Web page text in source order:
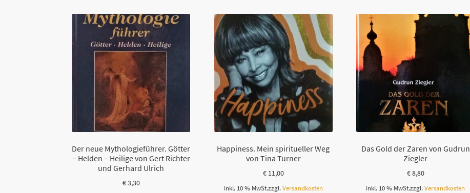
Der neue Mythologieführer. Götter
– Helden – Heilige von Gert Richter
und Gerhard Ulrich
€3,30
Happiness. Mein spiritueller Weg
von Tina Turner
€11,00
inkl. 10 % MwSt.zzgl. Versandkosten
Das Gold der Zaren von Gudrun
Ziegler
€8,80
inkl. 10 % MwSt.zzgl.Versandkosten